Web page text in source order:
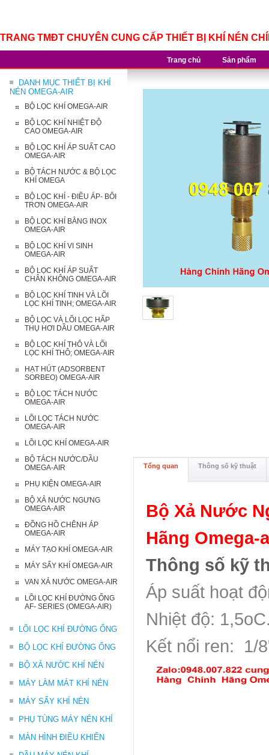
TRANG TMĐT CHUYÊN CUNG CẤP THIẾT BỊ KHÍ NÉN
Trang chủ Sản phẩm
DANH MỤC THIẾT BỊ KHÍ
NÉN OMEGA-AIR
BỘ LỌC KHÍ OMEGA-AIR
BỘ LỌC KHÍ NHIỆT ĐỘ
CAO OMEGA-AIR
BỘ LỌC KHÍ ÁP SUẤT CAO
OMEGA-AIR
BỘ TÁCH NƯỚC & BỘ LỌC
KHÍ OMEGA
BỘ LỌC KHÍ - ĐIỀU ÁP- BÔI
TRƠN OMEGA-AIR
BỘ LỌC KHÍ BẰNG INOX
OMEGA-AIR
BỘ LỌC KHÍ VI SINH
OMEGA-AIR
BỘ LỌC KHÍ ÁP SUẤT
CHÂN KHÔNG OMEGA-AIR
BỘ LỌC KHÍ TINH VÀ LÕI
LỌC KHÍ TINH; OMEGA-AIR
BỘ LỌC VÀ LÕI LỌC HẤP
THỤ HƠI DẦU OMEGA-AIR
BỘ LỌC KHÍ THÔ VÀ LÕI
LỌC KHÍ THÔ; OMEGA-AIR
HẠT HÚT (ADSORBENT
SORBEO) OMEGA-AIR
BỘ LỌC TÁCH NƯỚC
OMEGA-AIR
LÕI LỌC TÁCH NƯỚC
OMEGA-AIR
LÕI LỌC KHÍ OMEGA-AIR
BỘ TÁCH NƯỚC/DẦU
OMEGA-AIR
PHỤ KIỆN OMEGA-AIR
BỘ XẢ NƯỚC NGƯNG
OMEGA-AIR
ĐỒNG HỒ CHÊNH ÁP
OMEGA-AIR
MÁY TẠO KHÍ OMEGA-AIR
MÁY SẤY KHÍ OMEGA-AIR
VAN XẢ NƯỚC OMEGA-AIR
LÕI LỌC KHÍ ĐƯỜNG ỐNG
AF- SERIES (OMEGA-AIR)
LÕI LỌC KHÍ ĐƯỜNG ỐNG
BỘ LỌC KHÍ ĐƯỜNG ỐNG
BỘ XẢ NƯỚC KHÍ NÉN
MÁY LÀM MÁT KHÍ NÉN
MÁY SẤY KHÍ NÉN
PHỤ TÙNG MÁY NÉN KHÍ
MÀN HÌNH ĐIỀU KHIỂN
Tổng quan Thông số kỹ thuật
Bộ Xả Nước
Hãng Omega-
Thông số kỹ
Áp suất hoạt
Nhiệt độ:
Kết nổi ren: 1/